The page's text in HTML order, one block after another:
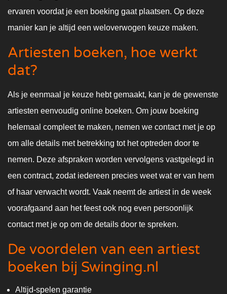
ervaren voordat je een boeking gaat plaatsen. Op deze
manier kan je altijd een weloverwogen keuze maken.
Artiesten boeken, hoe werkt
dat?
Als je eenmaal je keuze hebt gemaakt, kan je de gewenste
artiesten eenvoudig online boeken. Om jouw boeking
helemaal compleet te maken, nemen we contact met je op
om alle details met betrekking tot het optreden door te
nemen. Deze afspraken worden vervolgens vastgelegd in
een contract, zodat iedereen precies weet wat er van hem
of haar verwacht wordt. Vaak neemt de artiest in de week
voorafgaand aan het feest ook nog even persoonlijk
contact met je op om de details door te spreken.
De voordelen van een artiest
boeken bij Swinging.nl
Altijd-spelen garantie